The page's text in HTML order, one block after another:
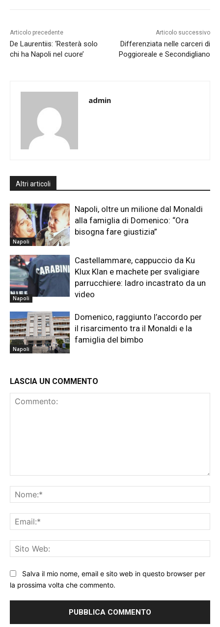
Articolo precedente
De Laurentiis: ‘Resterà solo
chi ha Napoli nel cuore’
Articolo successivo
Differenziata nelle carceri di
Poggioreale e Secondigliano
admin
Altri articoli
Napoli
Napoli, oltre un milione dal Monaldi
alla famiglia di Domenico: “Ora
bisogna fare giustizia”
Napoli
Castellammare, cappuccio da Ku
Klux Klan e machete per svaligiare
parrucchiere: ladro incastrato da un
video
Napoli
Domenico, raggiunto l’accordo per
il risarcimento tra il Monaldi e la
famiglia del bimbo
LASCIA UN COMMENTO
Salva il mio nome, email e sito web in questo browser per
la prossima volta che commento.